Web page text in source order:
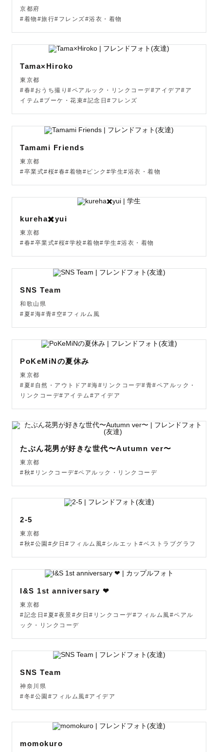
◎撮影の予約について
全国どこでも対応いたします。是非一度お問い合わせくだ
🥇2019年9月度新人賞
🥇2022年QUATER AWARDフレンド部門優秀賞
👶ニューボーンフォト対応カメラマン
京都府
#着物#旅行#フレンズ#浴衣・着物
Tama×Hiroko
東京都
#春#おうち撮り#ペアルック・リンクコーデ#アイデア#ア
イテム#ブーケ・花束#記念日#フレンズ
Tamami Friends
東京都
#卒業式#桜#春#着物#ピンク#学生#浴衣・着物
kureha✖️yui
東京都
#春#卒業式#桜#学校#着物#学生#浴衣・着物
SNS Team
和歌山県
#夏#海#青#空#フィルム風
PoKeMiNの夏休み
東京都
#夏#自然・アウトドア#海#リンクコーデ#青#ペアルック・
リンクコーデ#アイテム#アイデア
たぶん花男が好きな世代〜Autumn ver〜
東京都
#秋#リンクコーデ#ペアルック・リンクコーデ
2-5
東京都
#秋#公園#夕日#フィルム風#シルエット#ベストラブグラフ
I&S 1st anniversary ❤︎
東京都
#記念日#夏#夜景#夕日#リンクコーデ#フィルム風#ペアル
ック・リンクコーデ
SNS Team
神奈川県
#冬#公園#フィルム風#アイデア
momokuro